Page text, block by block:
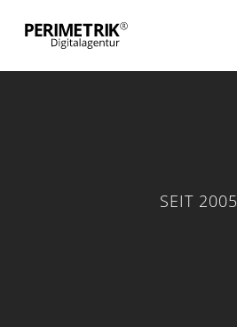
SEIT 2005